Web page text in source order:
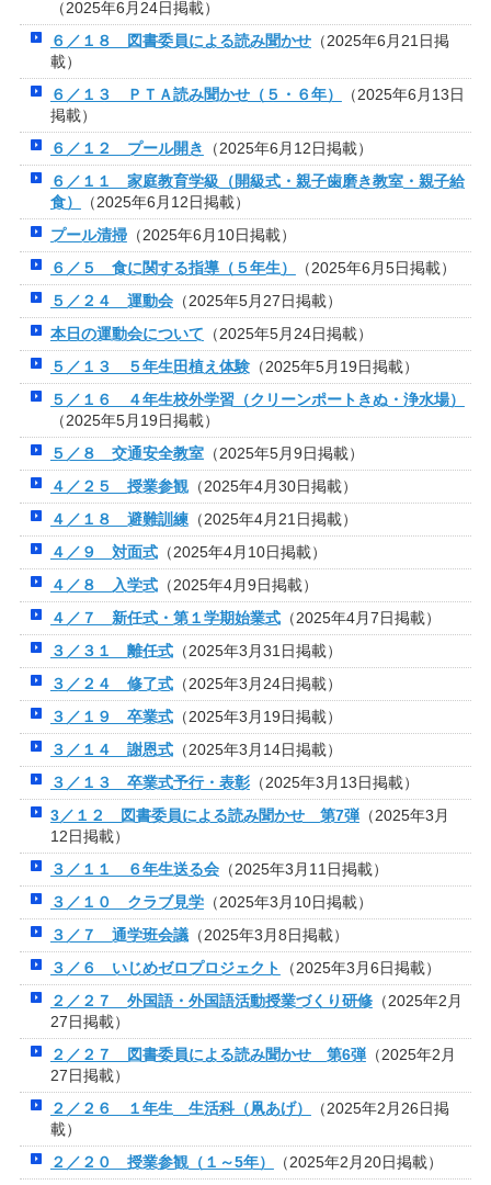
（2025年6月24日掲載）
６／１８ 図書委員による読み聞かせ（2025年6月21日掲
載）
６／１３ ＰＴＡ読み聞かせ（５・６年）
（2025年6月13日
掲載）
６／１２ プール開き
（2025年6月12日掲載）
６／１１ 家庭教育学級（開級式・親子歯磨き教室・親子給
食）
（2025年6月12日掲載）
プール清掃（2025年6月10日掲載）
６／５ 食に関する指導（５年生）
（2025年6月5日掲載）
５／２４ 運動会（2025年5月27日掲載）
本日の運動会について （2025年5月24日掲載）
５／１３ ５年生田植え体験（2025年5月19日掲載）
５／１６ ４年生校外学習（クリーンポートきぬ・浄水場）
（2025年5月19日掲載）
５／８ 交通安全教室（2025年5月9日掲載）
４／２５ 授業参観（2025年4月30日掲載）
４／１８ 避難訓練（2025年4月21日掲載）
４／９ 対面式（2025年4月10日掲載）
４／８ 入学式（2025年4月9日掲載）
４／７ 新任式・第１学期始業式（2025年4月7日掲載）
３／３１ 離任式（2025年3月31日掲載）
３／２４ 修了式（2025年3月24日掲載）
３／１９ 卒業式（2025年3月19日掲載）
３／１４ 謝恩式（2025年3月14日掲載）
３／１３ 卒業式予行・表彰（2025年3月13日掲載）
3／１２ 図書委員による読み聞かせ 第7弾（2025年3月
12日掲載）
３／１１ ６年生送る会（2025年3月11日掲載）
３／１０ クラブ見学（2025年3月10日掲載）
３／７ 通学班会議（2025年3月8日掲載）
３／６ いじめゼロプロジェクト
（2025年3月6日掲載）
２／２７ 外国語・外国語活動授業づくり研修（2025年2月
27日掲載）
２／２７ 図書委員による読み聞かせ 第6弾（2025年2月
27日掲載）
２／２６ １年生 生活科（凧あげ）
（2025年2月26日掲
載）
２／２０ 授業参観（１～5年）
（2025年2月20日掲載）